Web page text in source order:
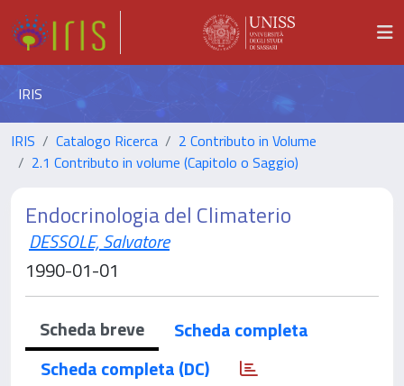
IRIS
IRIS Catalogo Ricerca
2 Contributo in Volume
2.1 Contributo in volume (Capitolo o Saggio)
Endocrinologia del Climaterio
DESSOLE, Salvatore
1990-01-01
Scheda breve
Scheda completa
Scheda completa (DC)